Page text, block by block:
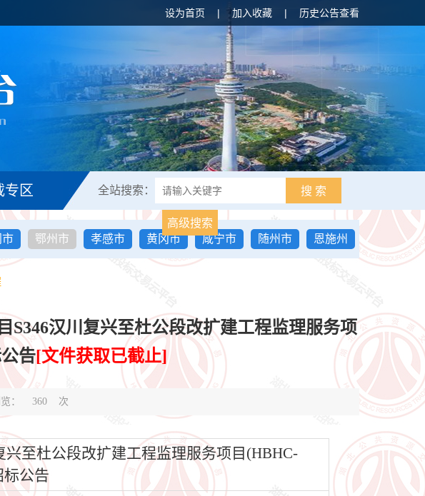
设为首页 | 加入收藏 | 历史公告查看
专区 全站搜索： 搜 索
高级搜索
市 鄂州市 孝感市 黄冈市 咸宁市 随州市
恩施州
S346汉川复兴至杜公段改扩建工程监理服务项
告[文件获取已截止]
： 360 次
至杜公段改扩建工程监理服务项目(HBHC-
标公告